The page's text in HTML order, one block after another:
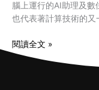
腦上運行的AI助理及數
也代表著計算技術的又
閱讀全文 »